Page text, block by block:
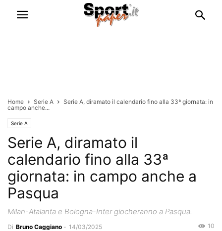
Home Serie A
Serie A, diramato il calendario fino alla 33ª giornata: in
campo anche...
Serie A
Serie A, diramato il
calendario fino alla 33ª
giornata: in campo anche a
Pasqua
Milan-Atalanta e Bologna-Inter giocheranno a Pasqua.
Di Bruno Caggiano - 14/03/2025 10